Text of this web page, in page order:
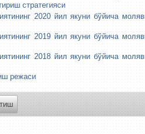
стратегияси
2020 йил якуни бўйича
2019 йил якуни бўйича
2018 йил якуни бўйича
режаси